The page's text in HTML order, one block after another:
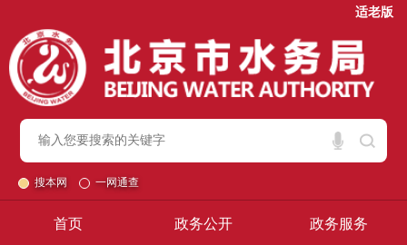
适老版
搜本网 一网通查
首页 政务公开 政务服务